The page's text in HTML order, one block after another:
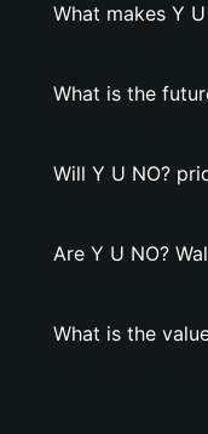
What makes Y
What is the
Will Y U NO?
Are Y U NO?
What is the